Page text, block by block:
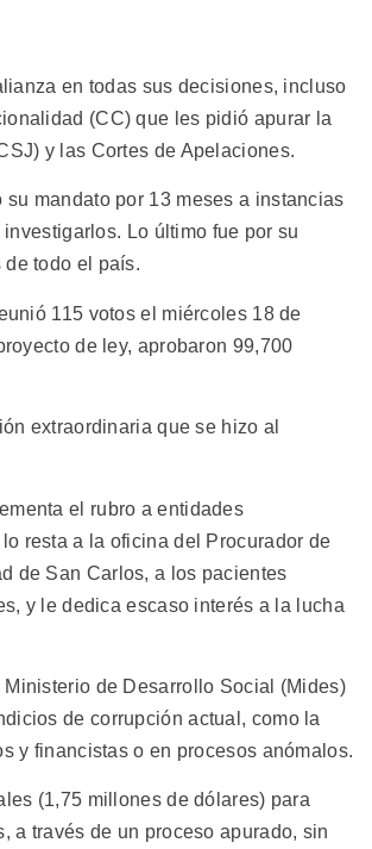
en todas sus decisiones, incluso
(CC) que les pidió apurar la
y las Cortes de Apelaciones.
mandato por 13 meses a instancias
Lo último fue por su
todo el país.
115 votos el miércoles 18 de
de ley, aprobaron 99,700
extraordinaria que se hizo al
el rubro a entidades
resta a la oficina del Procurador de
de San Carlos, a los pacientes
y le dedica escaso interés a la lucha
de Desarrollo Social (Mides)
de corrupción actual, como la
y financistas o en procesos anómalos.
(1,75 millones de dólares) para
a través de un proceso apurado, sin